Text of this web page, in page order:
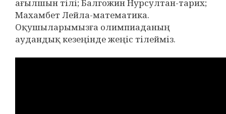
ағылшын тілі; Балгожин Нурсултан-тарих;
Махамбет Лейла-математика.
Оқушыларымызға олимпиаданың
аудандық кезеңінде жеңіс тілейміз.